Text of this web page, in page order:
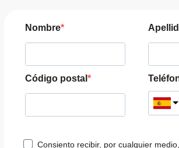
Nombre
Código postal
Consiento recibir, por cualquier